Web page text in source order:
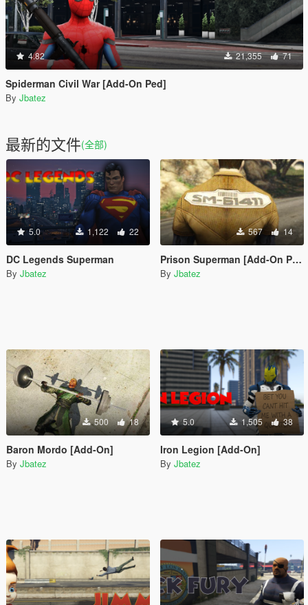
4.82 21,355 71
Spiderman Civil War [Add-On Ped]
By Jbatez
最新的文件(全部)
5.0 1,122 22
DC Legends Superman
By Jbatez
567 14
Prison Superman [Add-On Ped]
By Jbatez
500 18
Baron Mordo [Add-On]
By Jbatez
5.0 1,505 38
Iron Legion [Add-On]
By Jbatez